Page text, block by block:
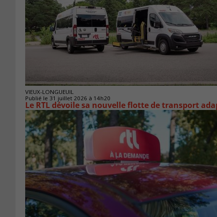
VIEUX-LONGUEUIL
Publié le 31 juillet 2026 à 14h20
Le RTL dévoile sa nouvelle flotte de transport